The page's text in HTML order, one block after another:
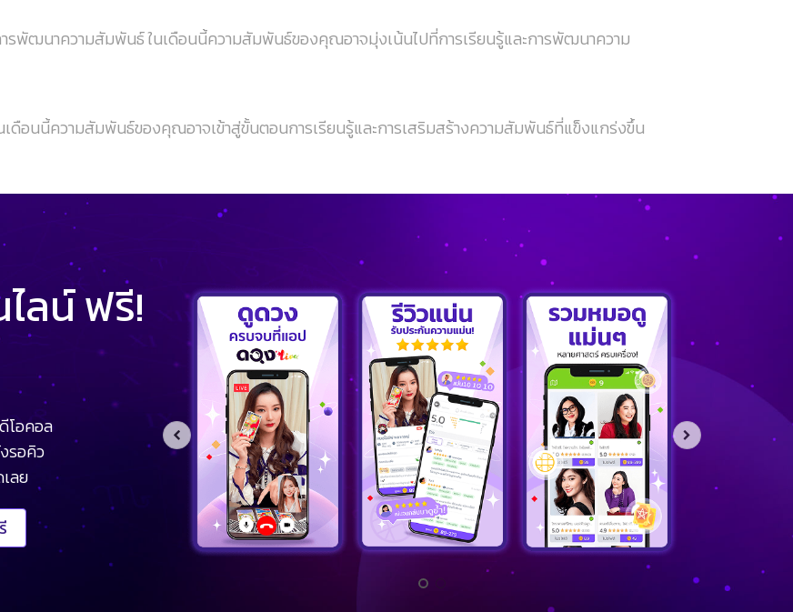
รพัฒนาความสัมพันธ์ ในเดือนนี้ความสัมพันธ์ของคุณอาจมุ่งเน้นไปที่การเรียนรู้และการพัฒนาความ
ดือนนี้ความสัมพันธ์ของคุณอาจเข้าสู่ขั้นตอนการเรียนรู้และการเสริมสร้างความสัมพันธ์ที่แข็งแกร่งขึ้น
ลน์ ฟรี!
โอคอล
รอคิว
ลย